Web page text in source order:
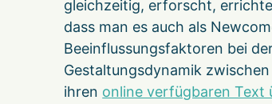
gleichzeitig, erforscht,
dass man es auch als
Beeinflussungsfaktoren bei
Gestaltungsdynamik
ihren online verfügbaren Text